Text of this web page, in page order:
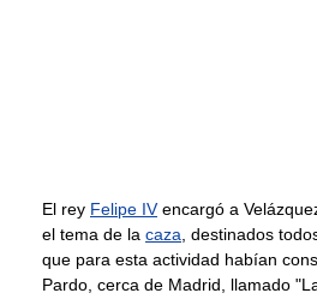
El rey Felipe IVencargó a
el tema de la caza , destinados
que para esta actividad habían
Pardo, cerca de Madrid, llamado